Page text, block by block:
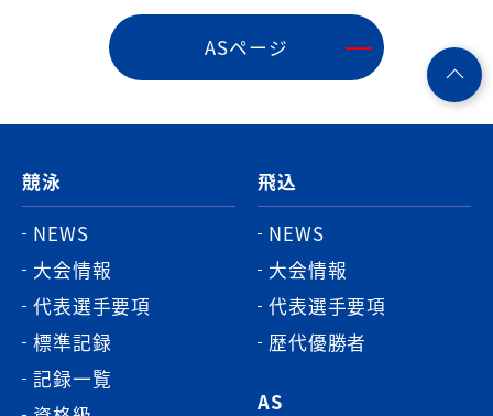
ASページ
競泳
NEWS
大会情報
代表選手要項
標準記録
記録一覧
飛込
NEWS
大会情報
代表選手要項
歴代優勝者
AS